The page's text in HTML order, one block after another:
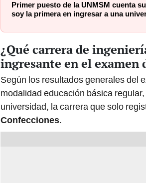
Primer puesto de la UNMSM cuenta
soy la primera en ingresar a una
¿Qué carrera de
ingresante en el examen
Según los resultados generales del
modalidad educación básica
universidad, la carrera que solo
Confecciones.